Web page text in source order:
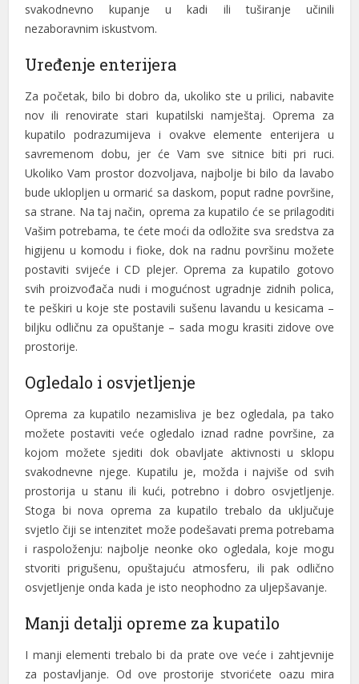
svakodnevno kupanje u kadi ili tuširanje učinili
nezaboravnim iskustvom.
Uređenje enterijera
Za početak, bilo bi dobro da, ukoliko ste u prilici, nabavite
nov ili renovirate stari kupatilski namještaj. Oprema za
kupatilo podrazumijeva i ovakve elemente enterijera u
savremenom dobu, jer će Vam sve sitnice biti pri ruci.
Ukoliko Vam prostor dozvoljava, najbolje bi bilo da lavabo
bude uklopljen u ormarić sa daskom, poput radne površine,
sa strane. Na taj način, oprema za kupatilo će se prilagoditi
Vašim potrebama, te ćete moći da odložite sva sredstva za
higijenu u komodu i fioke, dok na radnu površinu možete
postaviti svijeće i CD plejer. Oprema za kupatilo gotovo
svih proizvođača nudi i mogućnost ugradnje zidnih polica,
te peškiri u koje ste postavili sušenu lavandu u kesicama –
biljku odličnu za opuštanje – sada mogu krasiti zidove ove
prostorije.
Ogledalo i osvjetljenje
Oprema za kupatilo nezamisliva je bez ogledala, pa tako
možete postaviti veće ogledalo iznad radne površine, za
kojom možete sjediti dok obavljate aktivnosti u sklopu
svakodnevne njege. Kupatilu je, možda i najviše od svih
prostorija u stanu ili kući, potrebno i dobro osvjetljenje.
Stoga bi nova oprema za kupatilo trebalo da uključuje
svjetlo čiji se intenzitet može podešavati prema potrebama
i raspoloženju: najbolje neonke oko ogledala, koje mogu
stvoriti prigušenu, opuštajuću atmosferu, ili pak odlično
osvjetljenje onda kada je isto neophodno za uljepšavanje.
Manji detalji opreme za kupatilo
I manji elementi trebalo bi da prate ove veće i zahtjevnije
za postavljanje. Od ove prostorije stvorićete oazu mira